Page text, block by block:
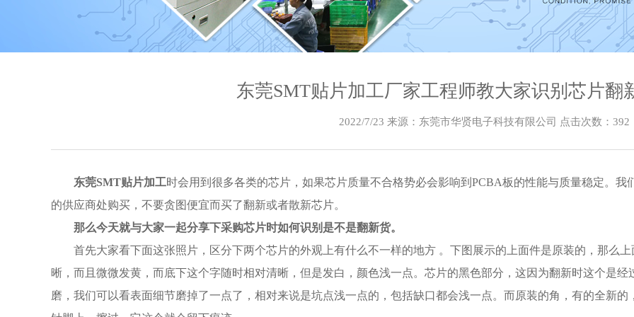
东莞SMT贴片加工厂家工程师教大家识别芯片翻
2022/7/23 来源：东莞市华贤电子科技有限公司 点击次数： 392
东莞SMT贴片加工时会用到很多各类的芯片，如果芯片质量不合格势必会影响到PCBA板的性能与质量稳定。
的供应商处购买，不要贪图便宜而买了翻新或者散新芯片。
那么今天就与大家一起分享下采购芯片时如何识别是不是翻新货。
首先大家看下面这张照片，区分下两个芯片的外观上有什么不一样的地方 。下图展示的上面件是原装的，那么
晰，而且微微发黄，而底下这个字随时相对清晰，但是发白，颜色浅一点。芯片的黑色部分，这因为翻新时这个是
磨，我们可以看表面细节磨掉了一点了，相对来说是坑点浅一点的，包括缺口都会浅一点。而原装的角，有的全新